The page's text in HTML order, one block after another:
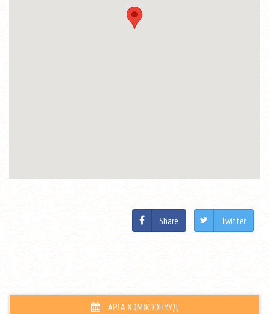
Share Twitter
АРГА ХЭМЖЭЭНҮҮД